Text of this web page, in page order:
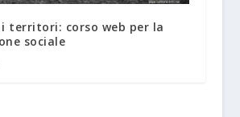
i territori: corso web per la
sociale